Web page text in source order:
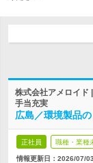
株式会社アメロイド
手当充実
広島／環境製品
正社員 職種・業種
情報更新日：2026/07/03